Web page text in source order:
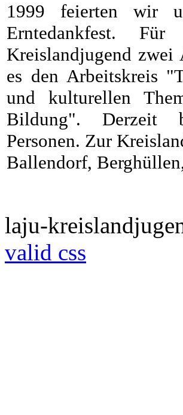
1999 feierten wir
Erntedankfest.
Kreislandjugend zwei
es den Arbeitskreis
und kulturellen
Bildung". Derzeit
Personen. Zur
Ballendorf,
laju-
valid css